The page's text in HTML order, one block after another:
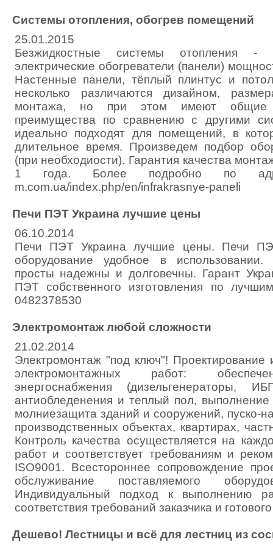
Системы отопления, обогрев помещений
25.01.2015
Безжидкостные системы отопления -
электрические обогреватели (панели)
Настенные панели, тёплый плинтус и
несколько различаются дизайном,
монтажа, но при этом имеют общие
преимущества по сравнению с другими
идеально подходят для помещений, в
длительное время. Произведем подбор
(при необходиости). Гарантия качества
1 года. Более подробно по
m.com.ua/index.php/en/infrakrasnye-paneli
Печи ПЭТ Украина лучшие цены
06.10.2014
Печи ПЭТ Украина лучшие цены. Печи
оборудование удобное в использовании.
просты надежны и долговечны. Гарант
ПЭТ собственного изготовления по
0482378530
Электромонтаж любой сложности
21.02.2014
Электромонтаж "под ключ"!
электромонтажных работ:
энергоснабжения (дизельгенераторы,
антиобледенения и теплый пол, выполнение
молниезащита зданий и сооружений, пуско-
производственных объектах, квартирах,
Контроль качества осуществляется на
работ и соответствует требованиям и
ISO9001. Всестороннее сопровождение
обслуживание поставляемого
Индивидуальный подход к выполнению
соответствия требований заказчика и
Дешево! Лестницы и всё для лестниц из